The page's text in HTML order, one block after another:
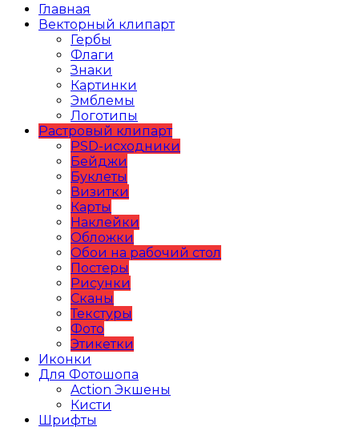
Главная
Векторный клипарт
Гербы
Флаги
Знаки
Картинки
Эмблемы
Логотипы
Растровый клипарт
PSD-исходники
Бейджи
Буклеты
Визитки
Карты
Наклейки
Обложки
Обои на рабочий стол
Постеры
Рисунки
Сканы
Текстуры
Фото
Этикетки
Иконки
Для Фотошопа
Action Экшены
Кисти
Шрифты